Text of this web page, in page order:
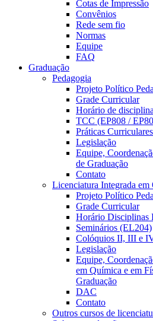
Cotas de Impressão
Convênios
Rede sem fio
Normas
Equipe
FAQ
Graduação
Pedagogia
Projeto Político
Grade Curricular
Horário de
TCC (EP808 /
Práticas
Legislação
Equipe,
de Graduação
Contato
Licenciatura Integrada em
Projeto Político
Grade Curricular
Horário Disciplinas
Seminários (EL204)
Colóquios II, III e
Legislação
Equipe,
em Química e em
Graduação
DAC
Contato
Outros cursos de